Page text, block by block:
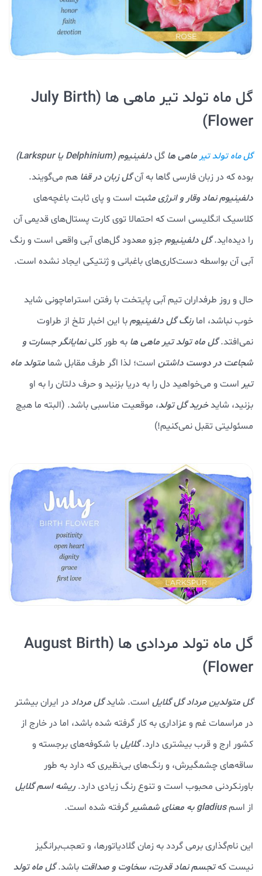
گل ماه تولد تیر ماهی ها (July Birth
Flower)
گل ماه تولد تیرماهی ها گلدلفینیوم (Delphinium یا Larkspur)
بوده که در زبان فارسی گاها به آنگل زبان در قفا هم می‌گویند.
دلفینیومنماد وقار و انرژی مثبت است و پای ثابت باغچه‌های
کلاسیک انگلیسی است که احتمالا توی کارت پستال‌های قدیمی آن
را دیده‌اید.گل دلفینیومجزو معدود گل‌های آبی واقعی است و رنگ
آبی آن بواسطه دست‌کاری‌های باغبانی و ژنتیکی ایجاد نشده است.
حال و روز طرفداران تیم آبی پایتخت با رفتن استراماچونی شاید
خوب نباشد، امارنگ گل دلفینیومبا این اخبار تلخ از طراوت
نمی‌افتد.گل ماه تولد تیر ماهی ها به طور کلینمایانگر جسارت و
شجاعت در دوست داشتن است؛ لذا اگر طرف مقابل شما متولد ماه
تیر است و می‌خواهید دل را به دریا بزنید و حرف دلتان را به او
بزنید، شایدخرید گل تولد، موقعیت مناسبی باشد. (البته ما هیچ
مسئولیتی تقبل نمی‌کنیم!)
گل ماه تولد مردادی ها (August Birth
Flower)
گل متولدین مرداد گل گلایل است. شایدگل مرداد در ایران بیشتر
در مراسمات غم و عزاداری به کار گرفته شده باشد، اما در خارج از
کشور ارج و قرب بیشتری دارد.گلایلبا شکوفه‌های برجسته و
ساقه‌های چشمگیرش، و رنگ‌های بی‌نظیری که دارد به طور
باورنکردنی محبوب است و تنوع رنگ زیادی دارد.ریشه اسم گلایل
از اسمgladius به معنای شمشیرگرفته شده است.
این نام‌گذاری برمی گردد به زمان گلادیاتورها، و تعجب‌برانگیز
نیست کهتجسم نماد قدرت، سخاوت و صداقت باشد. گل ماه تولد